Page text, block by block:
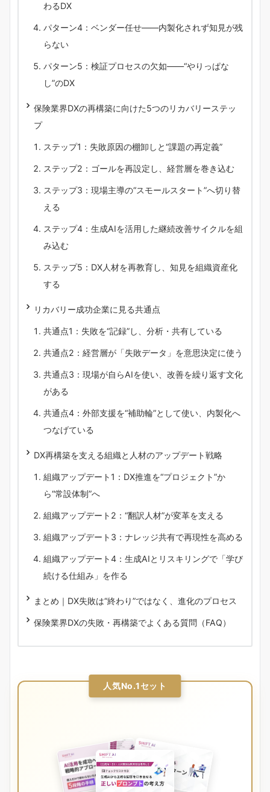
わるDX
パターン4：ベンダー任せ――内製化されず知見が残
らない
パターン5：検証プロセスの欠如――“やりっぱな
し”のDX
保険業界DXの再構築に向けた5つのリカバリーステッ
プ
ステップ1：失敗原因の棚卸しと“課題の再定義”
ステップ2：ゴールを再設定し、経営層を巻き込む
ステップ3：現場主導の“スモールスタート”へ切り替
える
ステップ4：生成AIを活用した継続改善サイクルを組
み込む
ステップ5：DX人材を再教育し、知見を組織資産化
する
リカバリー成功企業に見る共通点
共通点1：失敗を“記録”し、分析・共有している
共通点2：経営層が「失敗データ」を意思決定に使う
共通点3：現場が自らAIを使い、改善を繰り返す文化
がある
共通点4：外部支援を“補助輪”として使い、内製化へ
つなげている
DX再構築を支える組織と人材のアップデート戦略
組織アップデート1：DX推進を“プロジェクト”か
ら“常設体制”へ
組織アップデート2：“翻訳人材”が変革を支える
組織アップデート3：ナレッジ共有で再現性を高める
組織アップデート4：生成AIとリスキリングで「学び
続ける仕組み」を作る
まとめ｜DX失敗は“終わり”ではなく、進化のプロセス
保険業界DXの失敗・再構築でよくある質問（FAQ）
人気No.1セット